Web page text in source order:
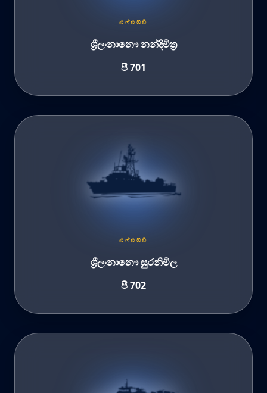
එෆ්එම්වී
ශ්‍රීලංනානෞ නන්දිමිත්‍ර
පී 701
එෆ්එම්වී
ශ්‍රීලංනානෞ සුරනිමිල
පී 702